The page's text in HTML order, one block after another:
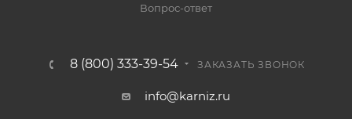
Вопрос-ответ
8 (800) 333-39-54 ЗАКАЗАТЬ ЗВОНОК
info@karniz.ru